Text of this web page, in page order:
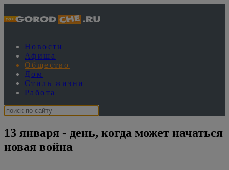
Новости
Афиша
Общество
Дом
Стиль жизни
Работа
13 января - день, когда может начаться
новая война